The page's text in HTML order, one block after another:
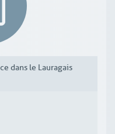
dans le Lauragais